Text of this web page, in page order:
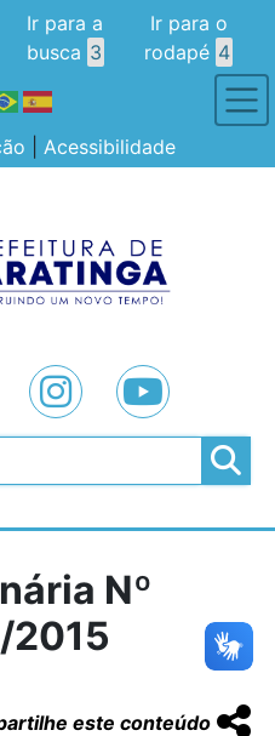
Ir para a
busca 3
Ir para o
rodapé 4
Acessibilidade
Nº
este conteúdo